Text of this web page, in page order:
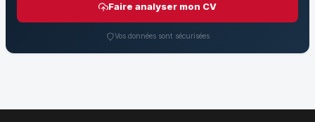
Faire analyser mon CV
Vos données sont sécurisées